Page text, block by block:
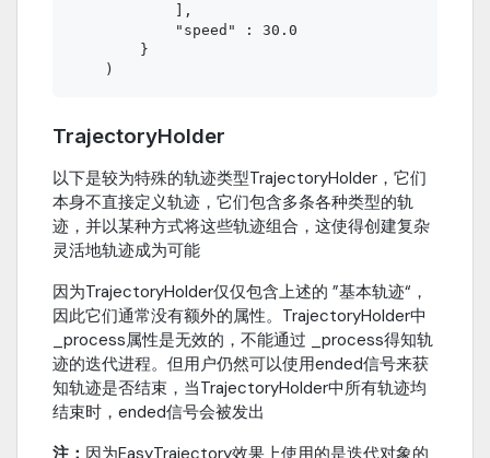
            ],
            "speed" : 30.0
        }
TrajectoryHolder
以下是较为特殊的轨迹类型TrajectoryHolder，它们
本身不直接定义轨迹，它们包含多条各种类型的轨
迹，并以某种方式将这些轨迹组合，这使得创建复杂
灵活地轨迹成为可能
因为TrajectoryHolder仅仅包含上述的 ”基本轨迹“，
因此它们通常没有额外的属性。TrajectoryHolder中
_process属性是无效的，不能通过 _process得知轨
迹的迭代进程。但用户仍然可以使用ended信号来获
知轨迹是否结束，当TrajectoryHolder中所有轨迹均
结束时，ended信号会被发出
注： 因为EasyTrajectory效果上使用的是迭代对象的